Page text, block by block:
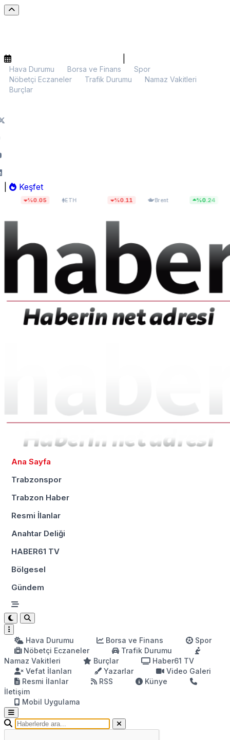
Hava Durumu Borsa ve Finans
Spor
Nöbetçi Eczaneler
Trafik Durumu
Namaz Vakitleri
Burçlar
Keşfet
ETH$1.907,38 Brent $79,64 %0.24 BIST 100
Ana Sayfa
Trabzonspor
Trabzon Haber
Resmi İlanlar
Anahtar Deliği
HABER61 TV
Bölgesel
Gündem
Hava Durumu Borsa ve Finans
Spor
Nöbetçi Eczaneler
Trafik Durumu
Namaz Vakitleri
Burçlar
Haber61 TV
Vefat İlanları
Yazarlar
Video Galeri
Resmi İlanlar
RSS
Künye
İletişim
Mobil Uygulama